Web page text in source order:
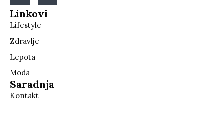
Linkovi
Lifestyle
Zdravlje
Lepota
Moda
Saradnja
Kontakt